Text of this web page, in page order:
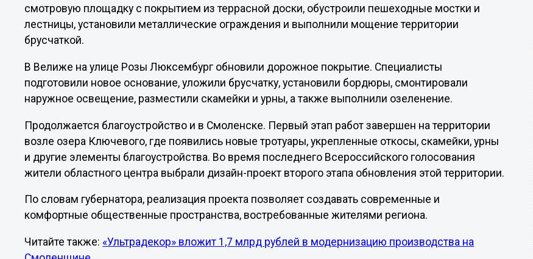
смотровую площадку с покрытием из террасной доски, обустроили пешеходные мостки и
лестницы, установили металлические ограждения и выполнили мощение территории
брусчаткой.
В Велиже на улице Розы Люксембург обновили дорожное покрытие. Специалисты
подготовили новое основание, уложили брусчатку, установили бордюры, смонтировали
наружное освещение, разместили скамейки и урны, а также выполнили озеленение.
Продолжается благоустройство и в Смоленске. Первый этап работ завершен на территории
возле озера Ключевого, где появились новые тротуары, укрепленные откосы, скамейки, урны
и другие элементы благоустройства. Во время последнего Всероссийского голосования
жители областного центра выбрали дизайн-проект второго этапа обновления этой территории.
По словам губернатора, реализация проекта позволяет создавать современные и
комфортные общественные пространства, востребованные жителями региона.
Читайте также: «Ультрадекор» вложит 1,7 млрд рублей в модернизацию производства на